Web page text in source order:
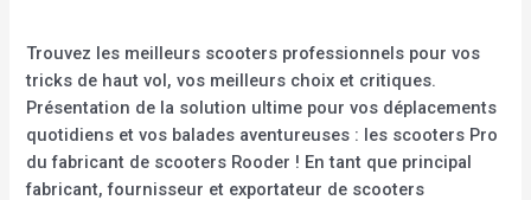
Trouvez les meilleurs scooters professionnels pour vos
tricks de haut vol, vos meilleurs choix et critiques.
Présentation de la solution ultime pour vos déplacements
quotidiens et vos balades aventureuses : les scooters Pro
du fabricant de scooters Rooder ! En tant que principal
fabricant, fournisseur et exportateur de scooters